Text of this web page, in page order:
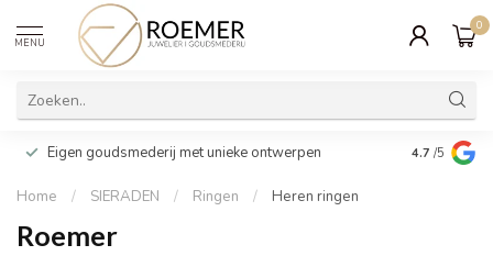
MENU
0
Eigen goudsmederij met unieke ontwerpen Wij
cadeau
4.7 /5
Home / SIERADEN / Ringen / Heren ringen
Roemer